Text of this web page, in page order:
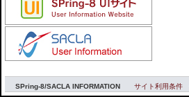
SPring-8/SACLA INFORMATION サイト利用条件